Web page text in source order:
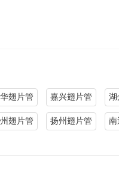
翅片管 嘉兴翅片管 湖
翅片管 扬州翅片管 南